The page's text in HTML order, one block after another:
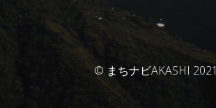
© まちナビAKASHI 2021